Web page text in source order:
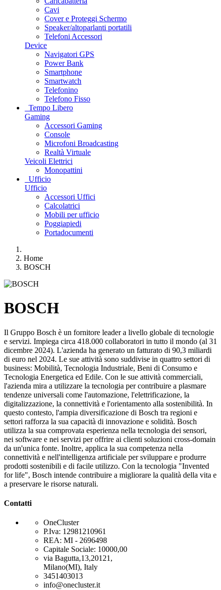
Cavi
Cover e Proteggi Schermo
Speaker/altoparlanti portatili
Telefoni Accessori
Device
Navigatori GPS
Power Bank
Smartphone
Smartwatch
Telefonino
Telefono Fisso
Tempo Libero
Gaming
Accessori Gaming
Console
Microfoni Broadcasting
Realtà Virtuale
Veicoli Elettrici
Monopattini
Ufficio
Ufficio
Accessori Uffici
Calcolatrici
Mobili per ufficio
Poggiapiedi
Portadocumenti
Home
BOSCH
BOSCH
Il Gruppo Bosch è un fornitore leader a livello globale di tecnologie
e servizi. Impiega circa 418.000 collaboratori in tutto il mondo (al 31
dicembre 2024). L'azienda ha generato un fatturato di 90,3 miliardi
di euro nel 2024. Le sue attività sono suddivise in quattro settori di
business: Mobilità, Tecnologia Industriale, Beni di Consumo e
Tecnologia Energetica ed Edile. Con le sue attività commerciali,
l'azienda mira a utilizzare la tecnologia per contribuire a plasmare
tendenze universali come l'automazione, l'elettrificazione, la
digitalizzazione, la connettività e l'orientamento alla sostenibilità. In
questo contesto, l'ampia diversificazione di Bosch tra regioni e
settori rafforza la sua capacità di innovazione e solidità. Bosch
utilizza la sua comprovata esperienza nella tecnologia dei sensori,
nei software e nei servizi per offrire ai clienti soluzioni cross-domain
da un'unica fonte. Inoltre, applica la sua competenza nella
connettività e nell'intelligenza artificiale per sviluppare e produrre
prodotti sostenibili e di facile utilizzo. Con la tecnologia "Invented
for life", Bosch intende contribuire a migliorare la qualità della vita e
a preservare le risorse naturali.
Contatti
OneCluster
P.Iva: 12981210961
REA: MI - 2696498
Capitale Sociale: 10000,00
via Bagutta,13,20121,
Milano(MI), Italy
3451403013
info@onecluster.it